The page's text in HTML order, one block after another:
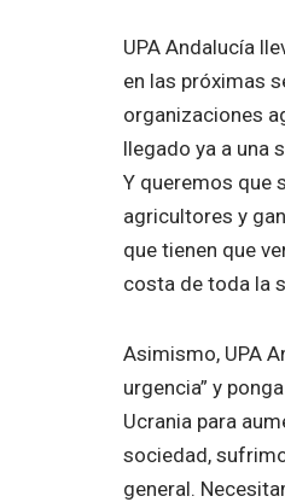
UPA Andalucía
en las próximas
organizaciones
llegado ya a una
Y queremos que
agricultores y
que tienen que
costa de toda la
Asimismo, UPA
urgencia” y
Ucrania para
sociedad,
general.